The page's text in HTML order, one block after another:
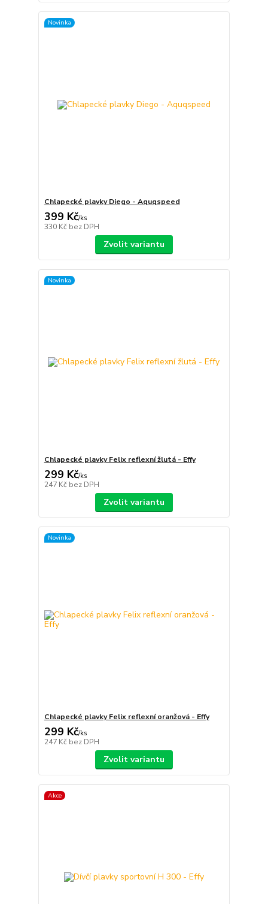
Novinka
Chlapecké plavky Diego - Aquqspeed
399 Kč/ks
330 Kč bez DPH
Zvolit variantu
Novinka
Chlapecké plavky Felix reflexní žlutá - Effy
299 Kč/ks
247 Kč bez DPH
Zvolit variantu
Novinka
Chlapecké plavky Felix reflexní oranžová - Effy
299 Kč/ks
247 Kč bez DPH
Zvolit variantu
Akce